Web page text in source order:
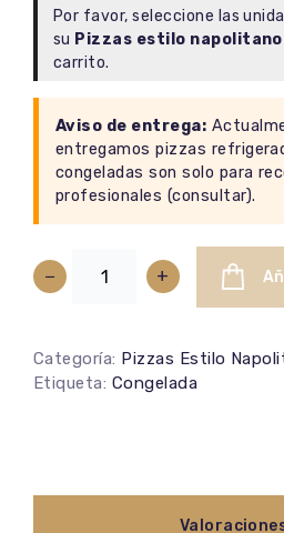
Por favor, seleccione las
su Pizzas estilo napolitano
carrito.
Aviso de entrega:
entregamos pizzas
congeladas son solo para
profesionales (consultar).
− +
Categoría: Pizzas Estilo
Etiqueta: Congelada